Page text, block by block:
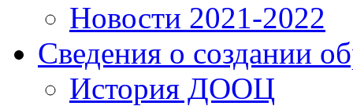
Новости 2021-2022
Сведения о создании
История ДООЦ